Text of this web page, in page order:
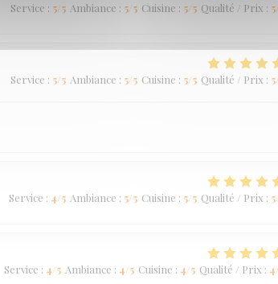
Service : 5/5 Ambiance : 5/5 Cuisine : 5/5 Qualité / Prix : 5
Service : 5/5 Ambiance : 5/5 Cuisine : 5/5 Qualité / Prix : 5
Service : 4/5 Ambiance : 5/5 Cuisine : 5/5 Qualité / Prix : 5
Service : 4/5 Ambiance : 4/5 Cuisine : 4/5 Qualité / Prix : 4